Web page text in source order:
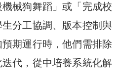
械狗舞蹈」或「完成校
分工協調、版本控制與
期運行時，他們需排除
代，從中培養系統化解